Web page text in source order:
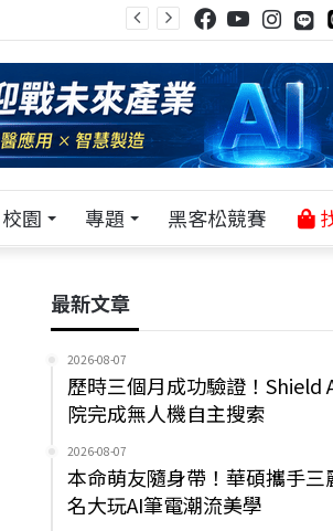
校園 專題 黑客松競賽
最新文章
2026-08-07
歷時三個月成功驗證！Shield
院完成無人機自主搜索
2026-08-07
本命萌友隨身帶！華碩攜手三
名大玩AI筆電潮流美學